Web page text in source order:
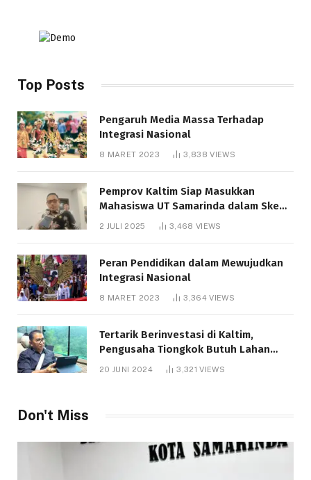
Top Posts
Pengaruh Media Massa Terhadap
Integrasi Nasional
8 MARET 2023 3,838VIEWS
Pemprov Kaltim Siap Masukkan
Mahasiswa UT Samarinda dalam Skema
Bantuan Pendidikan Gratispol
2 JULI 2025 3,468 VIEWS
Peran Pendidikan dalam Mewujudkan
Integrasi Nasional
8 MARET 2023 3,364VIEWS
Tertarik Berinvestasi di Kaltim,
Pengusaha Tiongkok Butuh Lahan
1.000 Hektare
20 JUNI 2024 3,321VIEWS
Don't Miss